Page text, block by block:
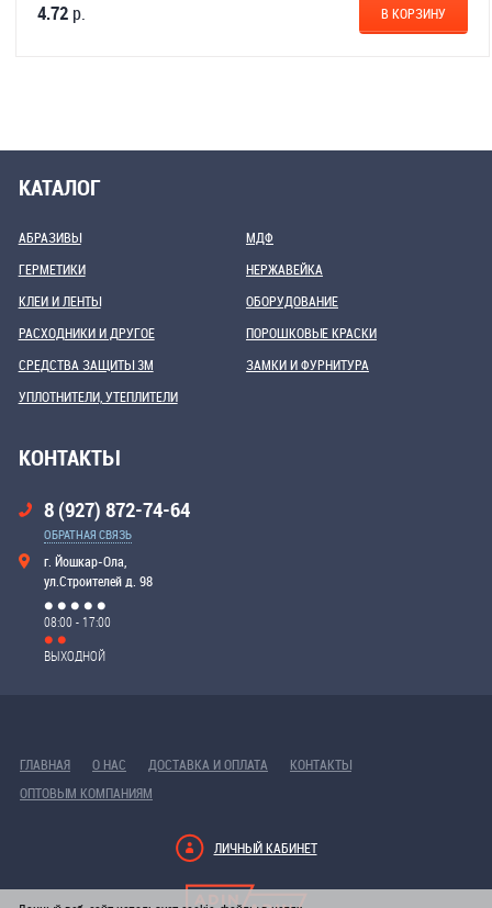
4.72р. В КОРЗИНУ
КАТАЛОГ
АБРАЗИВЫ
ГЕРМЕТИКИ
КЛЕИ И ЛЕНТЫ
МДФ
НЕРЖАВЕЙКА
ОБОРУДОВАНИЕ
РАСХОДНИКИ И ДРУГОЕ
СРЕДСТВА ЗАЩИТЫ 3М
УПЛОТНИТЕЛИ, УТЕПЛИТЕЛИ
ПОРОШКОВЫЕ КРАСКИ
ЗАМКИ И ФУРНИТУРА
КОНТАКТЫ
8 (927) 872-74-64
ОБРАТНАЯ СВЯЗЬ
г. Йошкар-Ола,
ул.Строителей д. 98
08:00 - 17:00
ВЫХОДНОЙ
ГЛАВНАЯ О НАС ДОСТАВКА И ОПЛАТА
КОНТАКТЫ
ОПТОВЫМ КОМПАНИЯМ
ЛИЧНЫЙ КАБИНЕТ